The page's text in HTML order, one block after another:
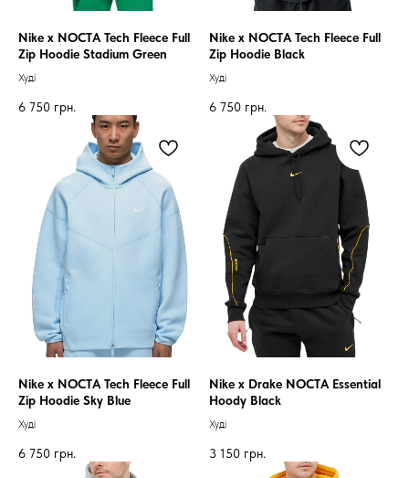
Nike x NOCTA Tech Fleece Full
Zip Hoodie Stadium Green
Худі
6 750 грн.
Nike x NOCTA Tech Fleece Full
Zip Hoodie Black
Худі
6 750 грн.
Nike x NOCTA Tech Fleece Full
Zip Hoodie Sky Blue
Худі
6 750 грн.
Nike x Drake NOCTA Essential
Hoody Black
Худі
3 150 грн.